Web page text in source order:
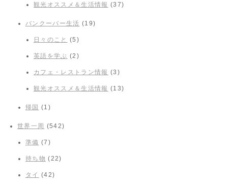
観光オススメ＆生活情報 (37)
バンクーバー生活 (19)
日々のこと (5)
英語を学ぶ (2)
カフェ・レストラン情報 (3)
観光オススメ＆生活情報 (13)
帰国 (1)
世界一周 (542)
準備 (7)
持ち物 (22)
タイ (42)